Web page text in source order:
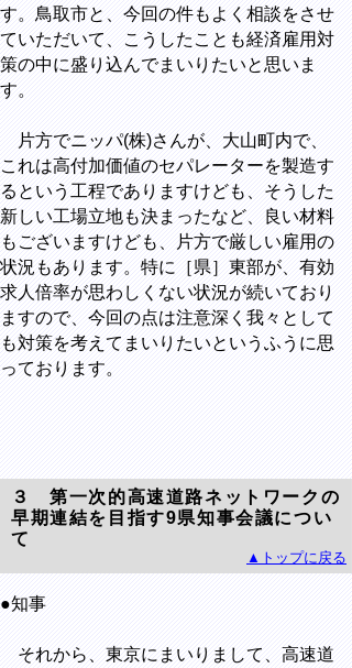
す。鳥取市と、今回の件もよく相談をさせ
ていただいて、こうしたことも経済雇用対
策の中に盛り込んでまいりたいと思いま
す。
片方でニッパ(株)さんが、大山町内で、
これは高付加価値のセパレーターを製造す
るという工程でありますけども、そうした
新しい工場立地も決まったなど、良い材料
もございますけども、片方で厳しい雇用の
状況もあります。特に［県］東部が、有効
求人倍率が思わしくない状況が続いており
ますので、今回の点は注意深く我々として
も対策を考えてまいりたいというふうに思
っております。
３ 第一次的高速道路ネットワークの
早期連結を目指す9県知事会議につい
て
▲トップに戻る
●知事
それから、東京にまいりまして、高速道